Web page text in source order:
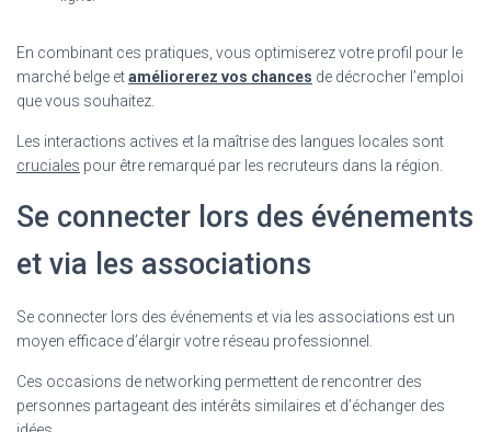
En combinant ces pratiques, vous optimiserez votre profil pour le
marché belge etaméliorerez vos chances de décrocher l’emploi
que vous souhaitez.
Les interactions actives et la maîtrise des langues locales sont
cruciales pour être remarqué par les recruteurs dans la région.
Se connecter lors des événements
et via les associations
Se connecter lors des événements et via les associations est un
moyen efficace d’élargir votre réseau professionnel.
Ces occasions de networking permettent de rencontrer des
personnes partageant des intérêts similaires et d’échanger des